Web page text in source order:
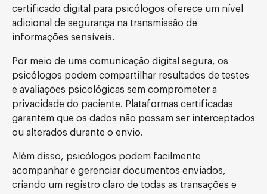
certificado digital para psicólogos oferece um nível
adicional de segurança na transmissão de
informações sensíveis.
Por meio de uma comunicação digital segura, os
psicólogos podem compartilhar resultados de testes
e avaliações psicológicas sem comprometer a
privacidade do paciente. Plataformas certificadas
garantem que os dados não possam ser interceptados
ou alterados durante o envio.
Além disso, psicólogos podem facilmente
acompanhar e gerenciar documentos enviados,
criando um registro claro de todas as transações e